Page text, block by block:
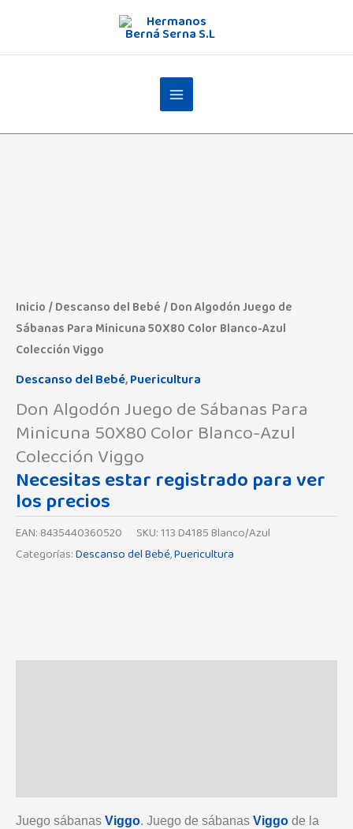
contenido
Inicio /Descanso del Bebé / Don Algodón Juego de
Sábanas Para Minicuna 50X80 Color Blanco-Azul
Colección Viggo
Descanso del Bebé,Puericultura
Don Algodón Juego de Sábanas Para
Minicuna 50X80 Color Blanco-Azul
Colección Viggo
Necesitas estar registrado para ver
los precios
EAN: 8435440360520 SKU:113 D4185 Blanco/Azul
Categorías:Descanso del Bebé,Puericultura
Juego sábanas Viggo. Juego de sábanas Viggo de la